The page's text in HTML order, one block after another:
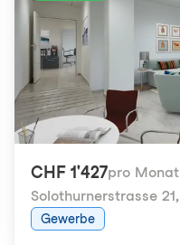
CHF 1'427pro Monat
Solothurnerstrasse 21,
Gewerbe